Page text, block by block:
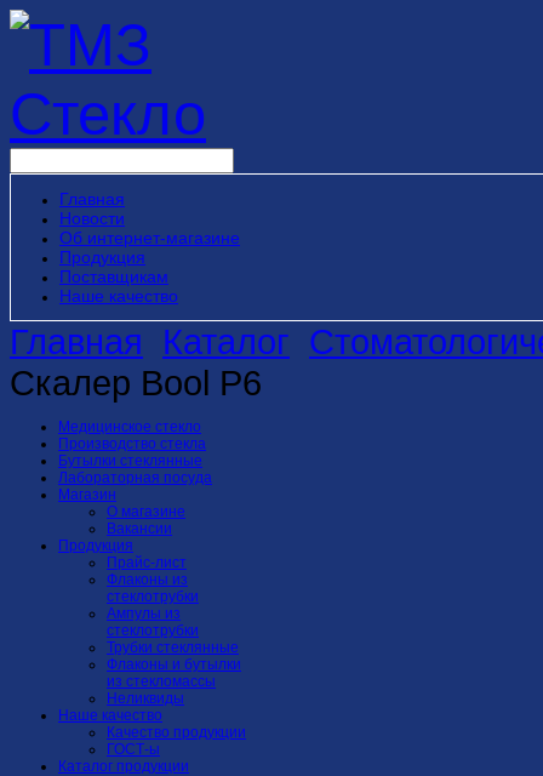
Главная
Новости
Об интернет-магазине
Продукция
Поставщикам
Наше качество
Главная Каталог
Скалер Bool P6
Медицинское стекло
Производство стекла
Бутылки стеклянные
Лабораторная посуда
Магазин
О магазине
Вакансии
Продукция
Прайс-лист
Флаконы из
стеклотрубки
Ампулы из
стеклотрубки
Трубки стеклянные
Флаконы и бутылки
из стекломассы
Неликвиды
Наше качество
Качество продукции
ГОСТ-ы
Каталог продукции